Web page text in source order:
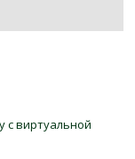
с виртуальной